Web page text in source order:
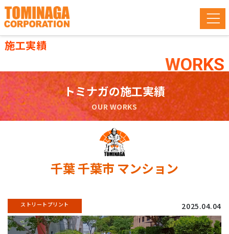
施工実績
WORKS
トミナガの施工実績
OUR WORKS
千葉 千葉市 マンション
ストリートプリント 2025.04.04